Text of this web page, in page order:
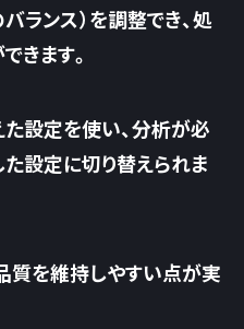
ランス）を調整でき、処
きます。
設定を使い、分析が必
設定に切り替えられま
質を維持しやすい点が実